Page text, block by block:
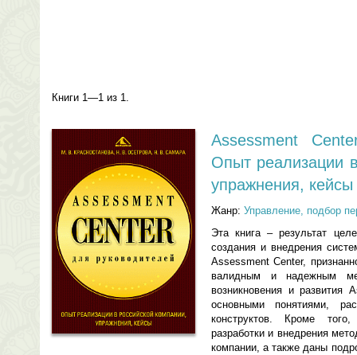
Книги 1—1 из 1.
Assessment
Опыт реализации
упражнения, кейсы
Жанр: Управление, подбор
Эта книга – результат
создания и внедрения
Аssessment Center,
валидным и надежным
возникновения и развития
основными понятиями,
конструктов. Кроме
разработки и внедрения
компании, а также даны